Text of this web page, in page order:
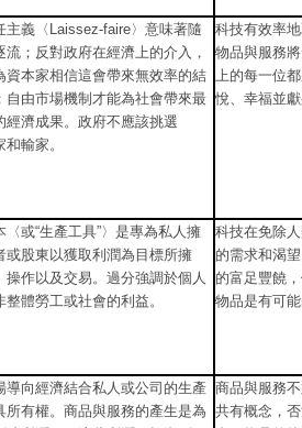
主義〈Laissez-faire〉意味著隨
流；反對政府在經濟上的介入，
資本家相信這會帶來無效率的結
自由市場機制才能為社會帶來最
經濟成果。政府不應該挑選
和輸家。
科技有效率
物品與服務
上的每一位
悅、幸福並
〈或“生產工具”〉是專為私人擁
或股東以獲取利潤為目標所擁
操作以及交易。過分強調於個人
整體勞工或社會的利益。
科技在免除
的需求和渴
的富足豐饒
物品是有可
導向經濟結合私人或公司的生產
所有權。商品與服務的產生是為
商品與服務
共有概念，